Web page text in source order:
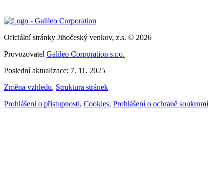
Oficiální stránky Jihočeský venkov, z.s. © 2026
Provozovatel Galileo Corporation s.r.o.
Poslední aktualizace: 7. 11. 2025
Změna vzhledu, Struktura stránek
Prohlášení o přístupnosti, Cookies, Prohlášení o ochraně soukromí